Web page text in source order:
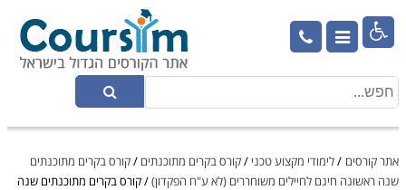

אתר קורסים /לימודי מקצוע טכני /קורס בקרים מתוכנתים /קורס בקרים מתוכנתים
שנה ראשונה חינם לחיילים משוחררים (לא ע"ח הפקדון)/קורס בקרים מתוכנתים שנה